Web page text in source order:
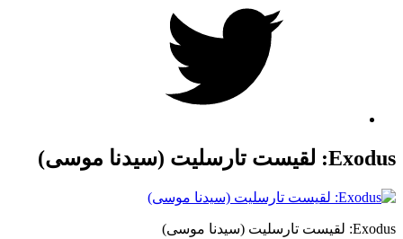
Exodus: لقيست تارسليت (سيدنا موسى)
Exodus: لقيست تارسليت (سيدنا موسى)